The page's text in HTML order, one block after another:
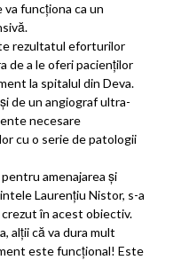
va funcționa ca un
rezultatul eforturilor
de a le oferi pacienților
la spitalul din Deva.
de un angiograf ultra-
necesare
cu o serie de patologii
amenajarea și
Laurențiu Nistor, s-a
în acest obiectiv.
alții că va dura mult
este funcțional! Este